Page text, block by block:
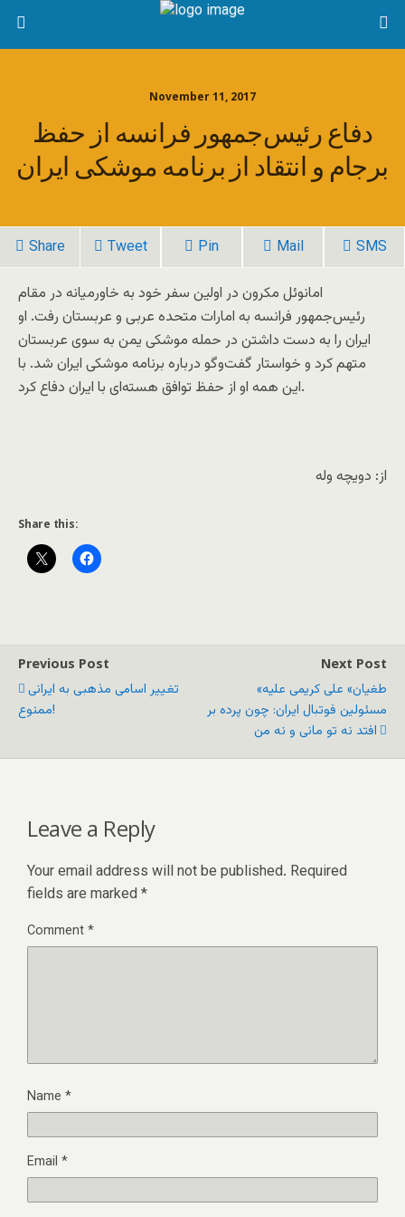
November 11, 2017
دفاع رئیس‌جمهور فرانسه از حفظ
برجام و انتقاد از برنامه موشکی ایران
Share Tweet Pin Mail SMS
امانوئل مکرون در اولین سفر خود به خاورمیانه در مقام
رئیس‌جمهور فرانسه به امارات متحده عربی و عربستان رفت. او
ایران را به دست داشتن در حمله موشکی یمن به سوی عربستان
متهم کرد و خواستار گفت‌وگو درباره برنامه موشکی ایران شد. با
این همه او از حفظ توافق هسته‌ای با ایران دفاع کرد.
از: دویچه وله
Share this:
Previous Post
تغییر اسامی مذهبی به ایرانی
ممنوع!
Next Post
«طغیان» علی کریمی علیه
مسئولین فوتبال ایران: چون پرده بر
افتد نه تو مانی و نه من
Leave a Reply
Your email address will not be published. Required
fields are marked *
Comment*
Name *
Email *